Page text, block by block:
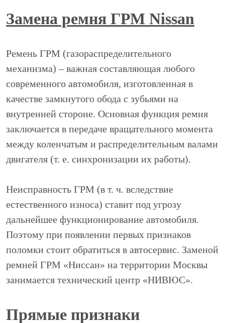
Замена ремня ГРМ Nissan
Ремень ГРМ (газораспределительного
механизма) – важная составляющая любого
современного автомобиля, изготовленная в
качестве замкнутого обода с зубьями на
внутренней стороне. Основная функция ремня
заключается в передаче вращательного момента
между коленчатым и распределительным валами
двигателя (т. е. синхронизации их работы).
Неисправность ГРМ (в т. ч. вследствие
естественного износа) ставит под угрозу
дальнейшее функционирование автомобиля.
Поэтому при появлении первых признаков
поломки стоит обратиться в автосервис. Заменой
ремней ГРМ «Ниссан» на территории Москвы
занимается технический центр «НИВЮС».
Прямые признаки